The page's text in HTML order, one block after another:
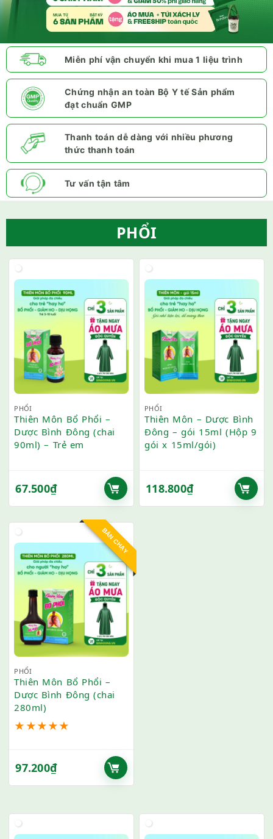
Miễn phí vận chuyển khi mua 1 liệu trình
Chứng nhận an toàn Bộ Y tế Sản phẩm
đạt chuẩn GMP
Thanh toán dễ dàng với nhiều phương
thức thanh toán
Tư vấn tận tâm
PHỔI
PHỔI
Thiên Môn Bổ Phổi –
Dược Bình Đông (chai
90ml) – Trẻ em
67.500₫
PHỔI
Thiên Môn – Dược Bình
Đông – gói 15ml (Hộp 9
gói x 15ml/gói)
118.800₫
BÁN CHẠY
PHỔI
Thiên Môn Bổ Phổi –
Dược Bình Đông (chai
280ml)
★ ★★★★
97.200₫